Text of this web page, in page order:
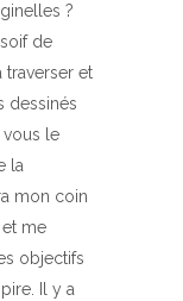
?
de
traverser et
dessinés
le
la
mon coin
me
objectifs
Il y a